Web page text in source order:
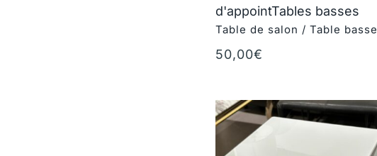
d'appointTables basses
Table de salon / Table basse
50,00€